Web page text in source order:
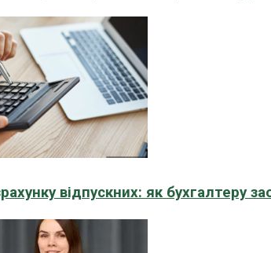
відпускних: як бухгалтеру